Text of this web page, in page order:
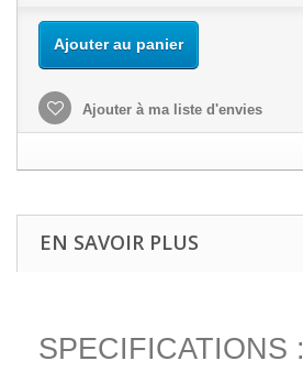
Ajouter au panier
Ajouter à ma liste d'envies
EN SAVOIR PLUS
SPECIFICATIONS :